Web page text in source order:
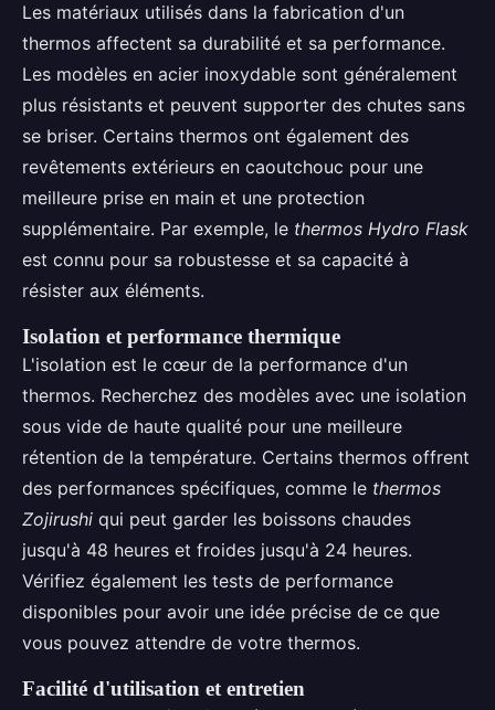
Les matériaux utilisés dans la fabrication d'un
thermos affectent sa durabilité et sa performance.
Les modèles en acier inoxydable sont généralement
plus résistants et peuvent supporter des chutes sans
se briser. Certains thermos ont également des
revêtements extérieurs en caoutchouc pour une
meilleure prise en main et une protection
supplémentaire. Par exemple, le thermos Hydro Flask
est connu pour sa robustesse et sa capacité à
résister aux éléments.
Isolation et performance thermique
L'isolation est le cœur de la performance d'un
thermos. Recherchez des modèles avec une isolation
sous vide de haute qualité pour une meilleure
rétention de la température. Certains thermos offrent
des performances spécifiques, comme le thermos
Zojirushi qui peut garder les boissons chaudes
jusqu'à 48 heures et froides jusqu'à 24 heures.
Vérifiez également les tests de performance
disponibles pour avoir une idée précise de ce que
vous pouvez attendre de votre thermos.
Facilité d'utilisation et entretien